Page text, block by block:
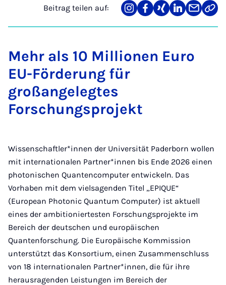
Beitrag teilen auf:
Teilen
auf
Teilen
auf
Teilen
auf
Teilen
auf
Teilen
über
Link
Mehr als 10 Millionen Euro
EU-Förderung für
großangelegtes
Forschungsprojekt
Wissenschaftler*innen der Universität Paderborn wollen
mit internationalen Partner*innen bis Ende 2026 einen
photonischen Quantencomputer entwickeln. Das
Vorhaben mit dem vielsagenden Titel „EPIQUE“
(European Photonic Quantum Computer) ist aktuell
eines der ambitioniertesten Forschungsprojekte im
Bereich der deutschen und europäischen
Quantenforschung. Die Europäische Kommission
unterstützt das Konsortium, einen Zusammenschluss
von 18 internationalen Partner*innen, die für ihre
herausragenden Leistungen im Bereich der